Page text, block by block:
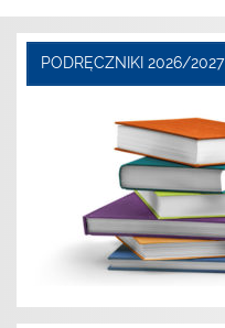
PODRĘCZNIKI 2026/2027